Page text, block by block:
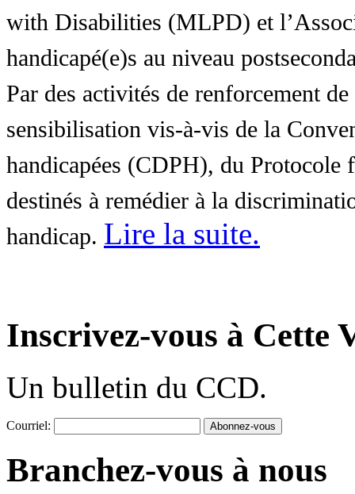
with Disabilities (MLPD) et
handicapé(e)s au niveau
Par des activités de renforcement
sensibilisation vis-à-vis de la
handicapées (CDPH), du Protocole
destinés à remédier à la
handicap. Lire la suite.
Inscrivez-vous à Cette
Un bulletin du CCD.
Courriel:
Branchez-vous à nous